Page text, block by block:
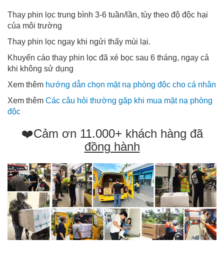
Thay phin lọc trung bình 3-6 tuần/lần, tùy theo độ độc hại
của môi trường
Thay phin lọc ngay khi ngửi thấy mùi lại.
Khuyến cáo thay phin lọc đã xé bọc sau 6 tháng, ngay cả
khi không sử dụng
Xem thêm hướng dẫn chọn mặt nạ phòng độc cho cá nhân
Xem thêm Các câu hỏi thường gặp khi mua mặt nạ phòng
độc
❤️Cảm ơn 11.000+ khách hàng đã
đồng hành